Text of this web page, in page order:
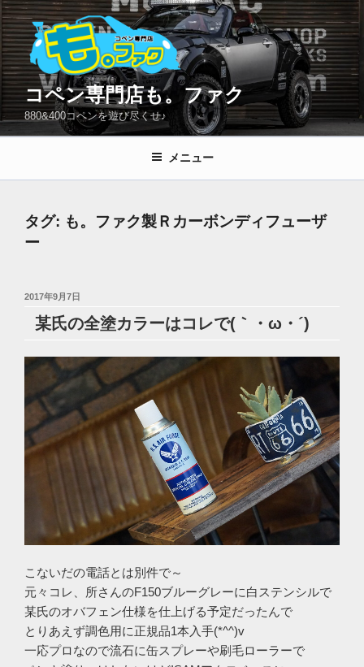
コ
ン
テ
ン
ツ
へ
ス
プ
コペン専門店も。ファク
880&400コペンを遊び尽くせ♪
メニュー
タグ: も。ファク製Ｒカーボンディフューザ
ー
投
2017年9月7日
某氏の全塗カラーはコレで(｀・ω・´)ゞ
こないだの電話とは別件で～
元々コレ、所さんのF150ブルーグレーに白ステンシルで
某氏のオバフェン仕様を仕上げる予定だったんで
とりあえず調色用に正規品1本入手(*^^)v
一応プロなので流石に缶スプレーや刷毛ローラーで